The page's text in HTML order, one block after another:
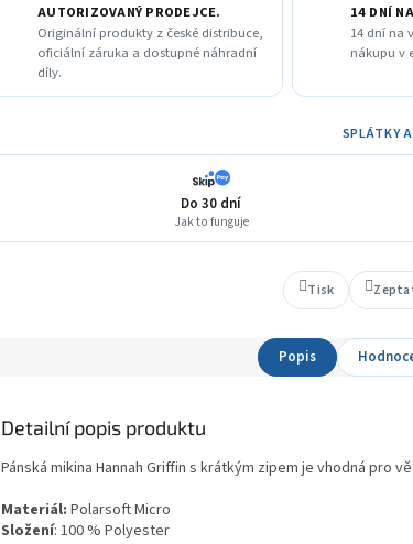
AUTORIZOVANÝ PRODEJCE.
Originální produkty z české distribuce,
oficiální záruka a dostupné náhradní
díly.
14 DNÍ
14 dní na
nákupu v
SPLÁTKY
Do 30 dní
Jak to funguje
Tisk
Popis
Detailní popis produktu
Pánská mikina Hannah Griffin s krátkým zipem je vhodná pro
Materiál: Polarsoft Micro
Složení: 100 % Polyester